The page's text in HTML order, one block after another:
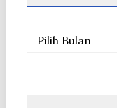
Arsip